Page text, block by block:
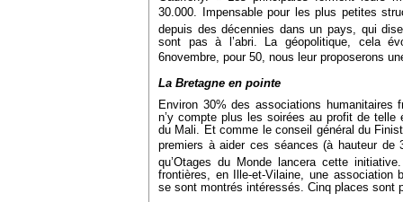
30.000. Impensable pour les plus petites
depuis des décennies dans un pays, qui
sont pas à l’abri. La géopolitique, cela
6novembre, pour 50, nous leur proposerons
La Bretagne en pointe
Environ 30% des associations humanitaires
n’y compte plus les soirées au profit de telle
du Mali. Et comme le conseil général du
premiers à aider ces séances (à hauteur de
qu’Otages du Monde lancera cette
frontières, en Ille-et-Vilaine, une association
se sont montrés intéressés. Cinq places sont